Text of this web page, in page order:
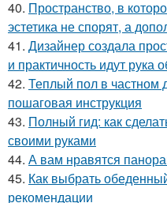
40. Пространство, в
эстетика не спорят, а
41. Дизайнер создала
и практичность идут рука
42. Теплый пол в частном
пошаговая инструкция
43. Полный гид: как
своими руками
44. А вам нравятся
45. Как выбрать
рекомендации